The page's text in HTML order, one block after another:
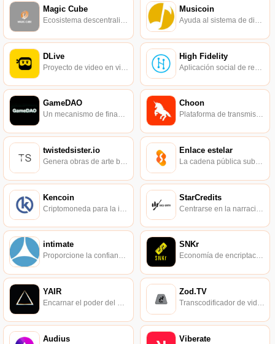
Magic Cube
Ecosistema descentralizado de entretenimiento basado en blockchain.
Musicoin
Ayuda al sistema de distribución y consumo de música.
DLive High Fidelity
GameDAO
Un mecanismo de financiación colectiva democrático y transparente para los jugadores.
Choon
Plataforma de transmisión de música impulsada por blockchain.
twistedsister.io
Genera obras de arte basadas en Ethereum.
Enlace estelar
La cadena pública subyacente de la industria del entretenimiento.
Kencoin StarCredits
intimate
Proporcione la confianza y la seguridad que la industria para adultos da por sentado.
SNKr
Economía de encriptación de la industria de tendencia descentralizada.
YAIR
Encarnar el poder del arte en activos líquidos.
Zod.TV
Transcodificador de video descentralizado.
Audius Viberate